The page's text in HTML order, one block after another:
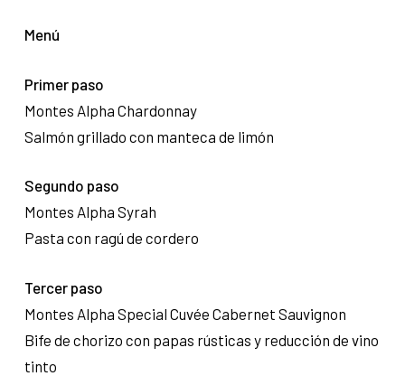
Menú
Primer paso
Montes Alpha Chardonnay
Salmón grillado con manteca de limón
Segundo paso
Montes Alpha Syrah
Pasta con ragú de cordero
Tercer paso
Montes Alpha Special Cuvée Cabernet Sauvignon
Bife de chorizo con papas rústicas y reducción de vino
tinto